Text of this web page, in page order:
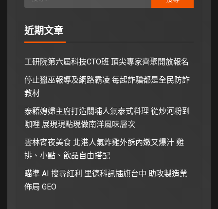
近期文章
工研院第六屆科技CTO班 頂尖專家齊聚開放報名
停止獵巫報導及網路霸凌 每起詐騙都是全民防詐
教材
泰籍媳婦主廚打造關埔人氣泰式料理 從炒河粉到
咖哩 展現現點現做南洋風味層次
雲林宵夜美食 北港人氣炸雞外酥內嫩又爆汁 雞
排、小點、飲品自由搭配
瞄準 AI 搜尋紅利 里德科訊插旗台中 助攻製造業
佈局 GEO